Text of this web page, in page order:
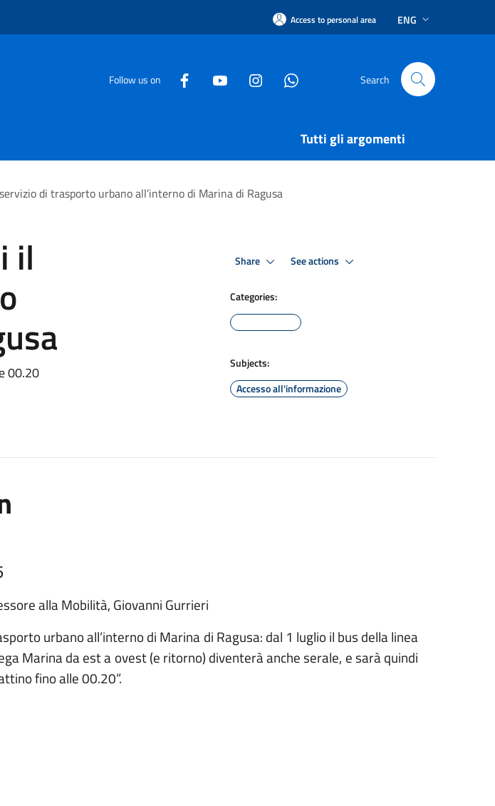
Access to personal area ENG
Follow us on Search
Tutti gli argomenti
di trasporto urbano all’interno di Marina di Ragusa
il
00.20
Share See actions
Categories:
Subjects:
Accesso all'informazione
alla Mobilità, Giovanni Gurrieri
urbano all’interno di Marina di Ragusa: dal 1 luglio il bus della linea
Marina da est a ovest (e ritorno) diventerà anche serale, e sarà quindi
fino alle 00.20”.